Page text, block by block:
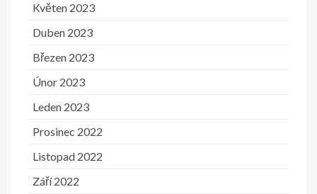
Květen 2023
Duben 2023
Březen 2023
Únor 2023
Leden 2023
Prosinec 2022
Listopad 2022
Září 2022